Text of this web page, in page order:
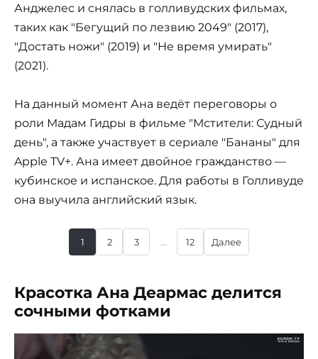
Анджелес и снялась в голливудских фильмах,
таких как "Бегущий по лезвию 2049" (2017),
"Достать ножи" (2019) и "Не время умирать"
(2021).
На данный момент Ана ведёт переговоры о
роли Мадам Гидры в фильме "Мстители: Судный
день", а также участвует в сериале "Бананы" для
Apple TV+. Ана имеет двойное гражданство —
кубинское и испанское. Для работы в Голливуде
она выучила английский язык.
1 2 3 ... 12 Далее
Красотка Ана Деармас делится
сочными фотками